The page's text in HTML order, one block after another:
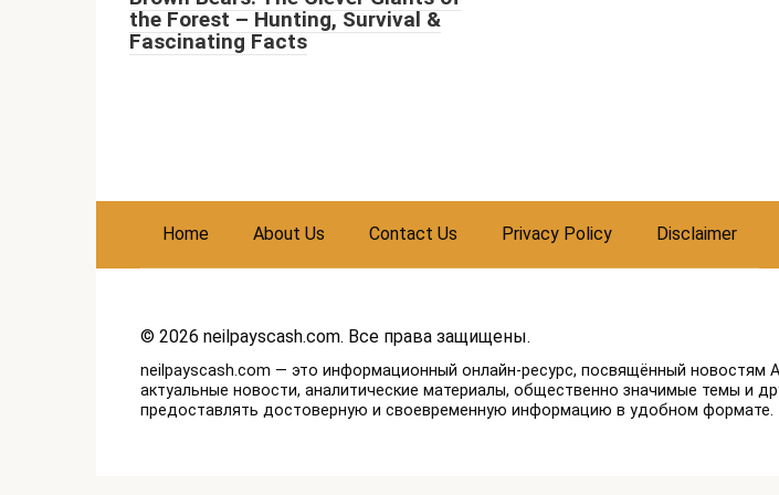
the Forest – Hunting, Survival &
Fascinating Facts
Home About Us Contact Us Privacy Policy Disclaimer
© 2026 neilpayscash.com. Все права защищены.
neilpayscash.com — это информационный онлайн-ресурс, посвящённый
актуальные новости, аналитические материалы, общественно значимые темы и
предоставлять достоверную и своевременную информацию в удобном формате.